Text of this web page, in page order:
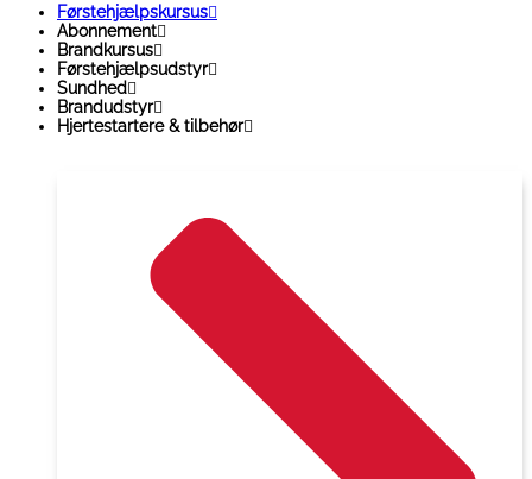
Førstehjælpskursus
Abonnement
Brandkursus
Førstehjælpsudstyr
Sundhed
Brandudstyr
Hjertestartere & tilbehør